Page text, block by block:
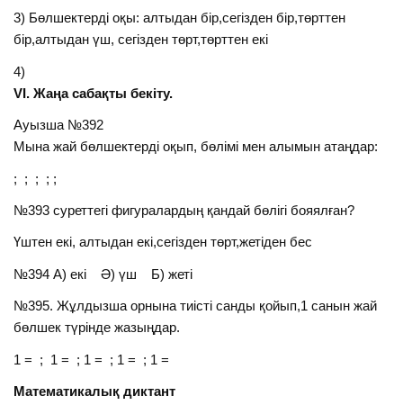
3) Бөлшектерді оқы: алтыдан бір,сегізден бір,төрттен
бір,алтыдан үш, сегізден төрт,төрттен екі
4)
VІ. Жаңа сабақты бекіту.
Ауызша №392
Мына жай бөлшектерді оқып, бөлімі мен алымын атаңдар:
; ; ; ; ;
№393 суреттегі фигуралардың қандай бөлігі бояялған?
Үштен екі, алтыдан екі,сегізден төрт,жетіден бес
№394 А) екі Ә) үш Б) жеті
№395. Жұлдызша орнына тиісті санды қойып,1 санын жай
бөлшек түрінде жазыңдар.
1 = ; 1 = ; 1 = ; 1 = ; 1 =
Математикалық диктант